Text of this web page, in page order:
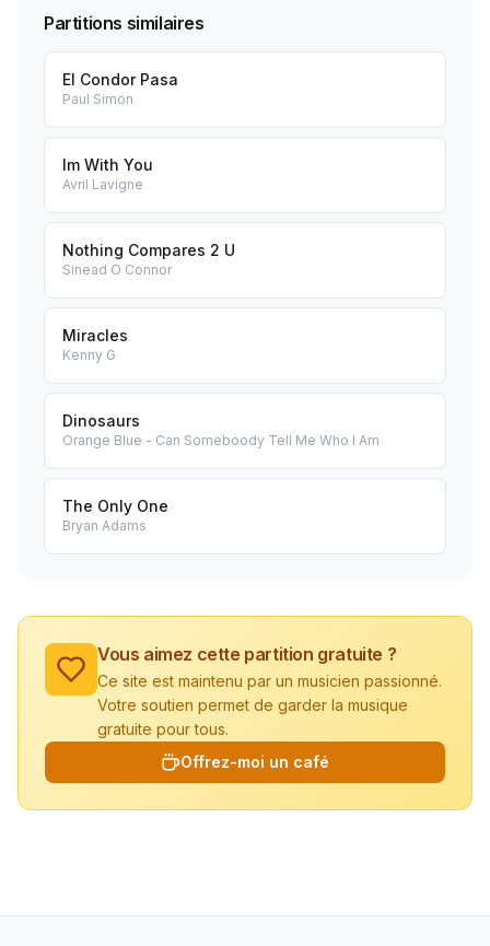
Partitions similaires
El Condor Pasa
Paul Simon
Im With You
Avril Lavigne
Nothing Compares 2 U
Sinead O Connor
Miracles
Kenny G
Dinosaurs
Orange Blue - Can Someboody Tell Me Who I Am
The Only One
Bryan Adams
Vous aimez cette partition gratuite ?
Ce site est maintenu par un musicien passionné.
Votre soutien permet de garder la musique
gratuite pour tous.
Offrez-moi un café